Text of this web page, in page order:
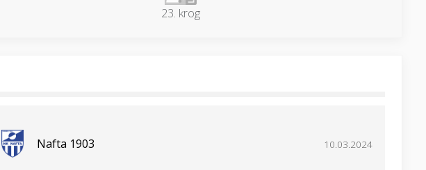
23. krog
Nafta 1903 10.03.2024